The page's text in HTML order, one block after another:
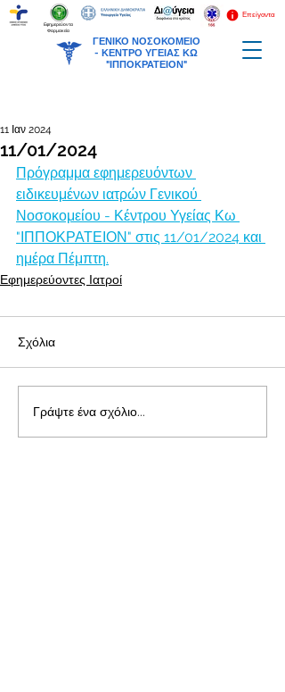
ΓΕΝΙΚΟ ΝΟΣΟΚΟΜΕΙΟ
- ΚΕΝΤΡΟ ΥΓΕΙΑΣ ΚΩ
"ΙΠΠΟΚΡΑΤΕΙΟΝ"
Επείγοντα
Εφημερεύοντα
Φαρμακεία
11/01/2024
11 Ιαν 2024
Πρόγραμμα εφημερευόντων
ειδικευμένων ιατρών Γενικού
Νοσοκομείου - Κέντρου Υγείας Κω
"ΙΠΠΟΚΡΑΤΕΙΟΝ" στις 11/01/2024 και
ημέρα Πέμπτη.
Εφημερεύοντες Ιατροί
Σχόλια
Γράψτε ένα σχόλιο...